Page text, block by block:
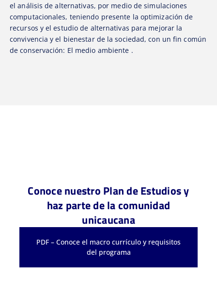
el análisis de alternativas, por medio de simulaciones
computacionales, teniendo presente la optimización de
recursos y el estudio de alternativas para mejorar la
convivencia y el bienestar de la sociedad, con un fin común
de conservación: El medio ambiente .
Conoce nuestro Plan de Estudios y
haz parte de la comunidad
unicaucana
PDF – Conoce el macro currículo y requisitos
del programa